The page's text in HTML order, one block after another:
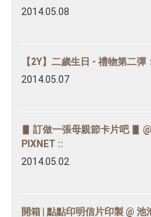
2014.05.08
【2Y】二歲生日 - 禮物第二
2014.05.07
▋ 訂做一張母親節卡片吧 ▋
PIXNET ::
2014.05.02
開箱 | 點點印明信片印製 @